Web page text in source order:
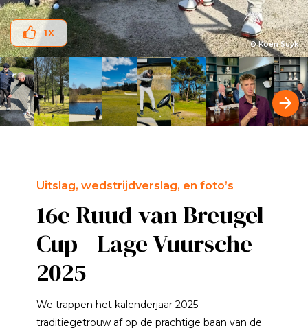
© Koen Suyk
1X
Uitslag, wedstrijdverslag, en foto’s
16e Ruud van Breugel
Cup - Lage Vuursche
2025
We trappen het kalenderjaar 2025
traditiegetrouw af op de prachtige baan van de